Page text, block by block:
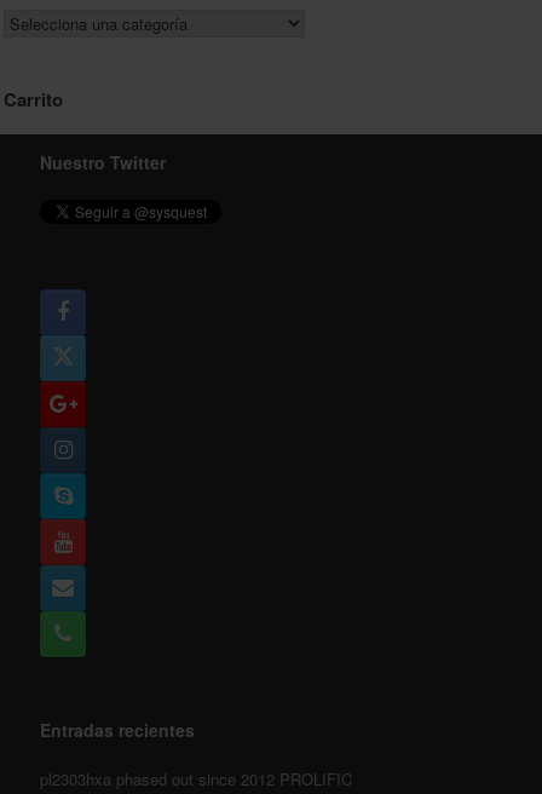
Carrito
Nuestro Twitter
Entradas recientes
pl2303hxa phased out since 2012 PROLIFIC